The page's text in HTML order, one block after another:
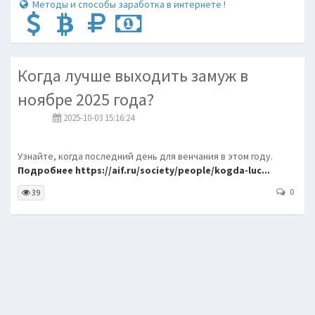
Методы и способы заработка в интернете !
Когда лучше выходить замуж в
ноябре 2025 года?
2025-10-03 15:16:24
​Узнайте, когда последний день для венчания в этом году.
Подробнее https://aif.ru/society/people/kogda-luc...
39 0